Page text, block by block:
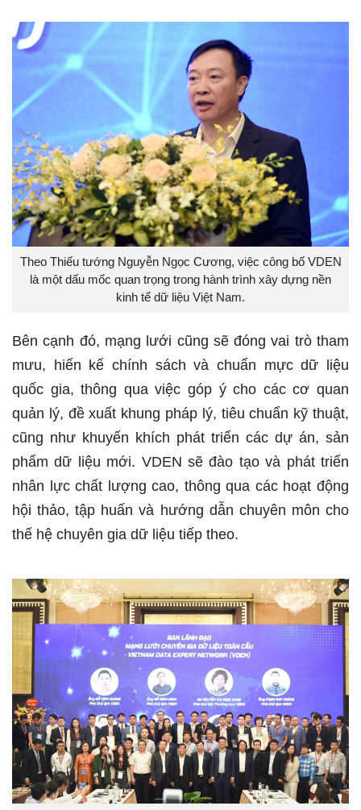
Theo Thiếu tướng Nguyễn Ngọc Cương, việc công bố VDEN
là một dấu mốc quan trọng trong hành trình xây dựng nền
kinh tế dữ liệu Việt Nam.
Bên cạnh đó, mạng lưới cũng sẽ đóng vai trò tham
mưu, hiến kế chính sách và chuẩn mực dữ liệu
quốc gia, thông qua việc góp ý cho các cơ quan
quản lý, đề xuất khung pháp lý, tiêu chuẩn kỹ thuật,
cũng như khuyến khích phát triển các dự án, sản
phẩm dữ liệu mới. VDEN sẽ đào tạo và phát triển
nhân lực chất lượng cao, thông qua các hoạt động
hội thảo, tập huấn và hướng dẫn chuyên môn cho
thế hệ chuyên gia dữ liệu tiếp theo.